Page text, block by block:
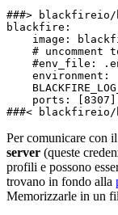
###> blackfireio/
blackfire:
image:
#
#env_file:
environment:
ports:
[8307]
###< blackfireio/
Per comunicare con
server (queste
profili e possono
trovano in fondo alla
Memorizzarle in un